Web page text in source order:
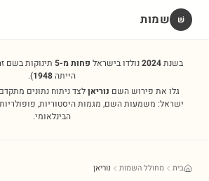
שׁ שמות
בשנת2024נולדו בישראל פחות מ-5 תינוקות בשם
הייתה1948
).
גלו את פירוש השם נוריאןלצד ניתוח נתונים
ישראל: משמעות השם, מגמות היסטוריות, פופולריות
הבינלאומי.
בית מחולל השמות נוריאן